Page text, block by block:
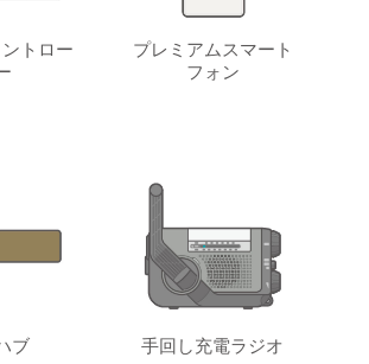
トロー
プレミアムスマート
フォン
ブ 手回し充電ラジオ